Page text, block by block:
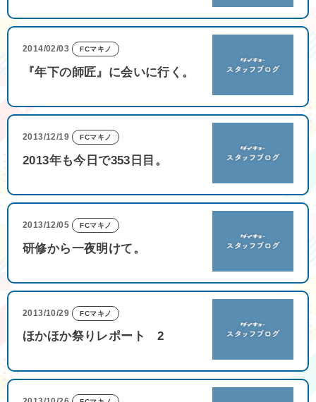
2014/02/03 FCマキノ
『年下の師匠』に会いに行く。
2013/12/19 FCマキノ
2013年も今日で353日目。
2013/12/05 FCマキノ
研修から一夜明けて。
2013/10/29 FCマキノ
ほかほか祭りレポート 2